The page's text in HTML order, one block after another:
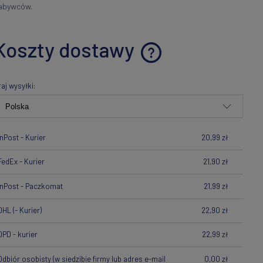
dostawy
wysyłki:
- Kurier 20,99 zł
- Kurier 21,90 zł
- Paczkomat 21,99 zł
(- Kurier) 22,90 zł
- kurier 22,99 zł
osobisty(w siedzibie firmy lub adres e-mail 0,00 zł